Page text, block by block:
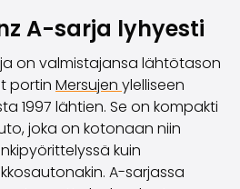
A-sarja lyhyesti
on valmistajansa lähtötason
portin Mersujen ylelliseen
1997 lähtien. Se on kompakti
joka on kotonaan niin
kuin
A-sarjassa